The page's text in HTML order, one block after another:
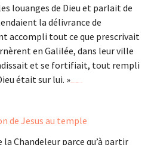
louanges de Dieu et parlait de
la délivrance de
accompli tout ce que prescrivait
en Galilée, dans leur ville
et se fortifiait, tout rempli
était sur lui. »
Chandeleur parce qu’à partir